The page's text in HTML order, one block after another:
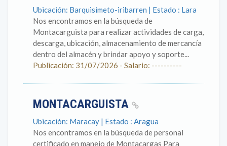
Ubicación: Barquisimeto-iribarren | Estado : Lara
Nos encontramos en la búsqueda de
Montacarguista para realizar actividades de carga,
descarga, ubicación, almacenamiento de mercancía
dentro del almacén y brindar apoyo y soporte...
Publicación: 31/07/2026 - Salario: ----------
MONTACARGUISTA
Ubicación: Maracay | Estado : Aragua
Nos encontramos en la búsqueda de personal
certificado en manejo de Montacargas Para